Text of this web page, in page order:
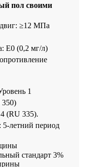
пол своими
≥12 МПа
E0 (0,2 мг/л)
1
350)
(RU 335).
5-летний период
стандарт 3%